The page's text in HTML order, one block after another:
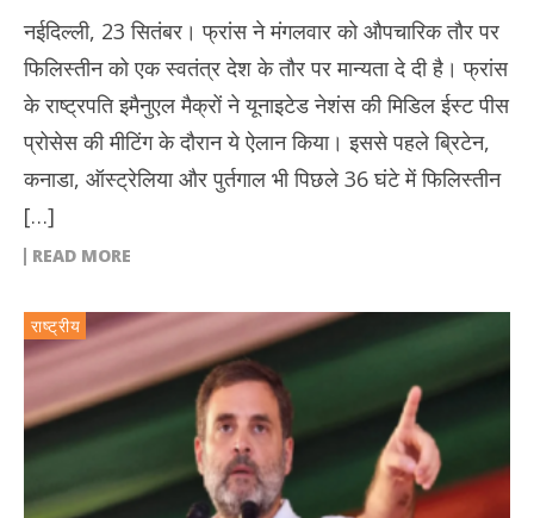
नईदिल्ली, 23 सितंबर। फ्रांस ने मंगलवार को औपचारिक तौर पर
फिलिस्तीन को एक स्वतंत्र देश के तौर पर मान्यता दे दी है। फ्रांस
के राष्ट्रपति इमैनुएल मैक्रों ने यूनाइटेड नेशंस की मिडिल ईस्ट पीस
प्रोसेस की मीटिंग के दौरान ये ऐलान किया। इससे पहले ब्रिटेन,
कनाडा, ऑस्ट्रेलिया और पुर्तगाल भी पिछले 36 घंटे में फिलिस्तीन
[…]
READ MORE
राष्ट्रीय